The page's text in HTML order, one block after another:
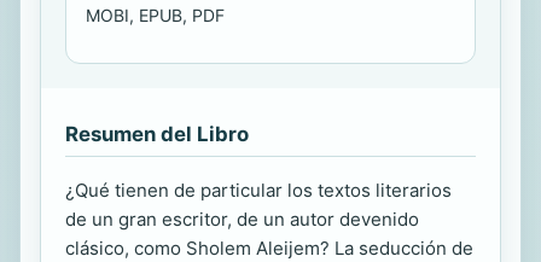
MOBI, EPUB, PDF
Resumen del Libro
¿Qué tienen de particular los textos literarios
de un gran escritor, de un autor devenido
clásico, como Sholem Aleijem? La seducción de